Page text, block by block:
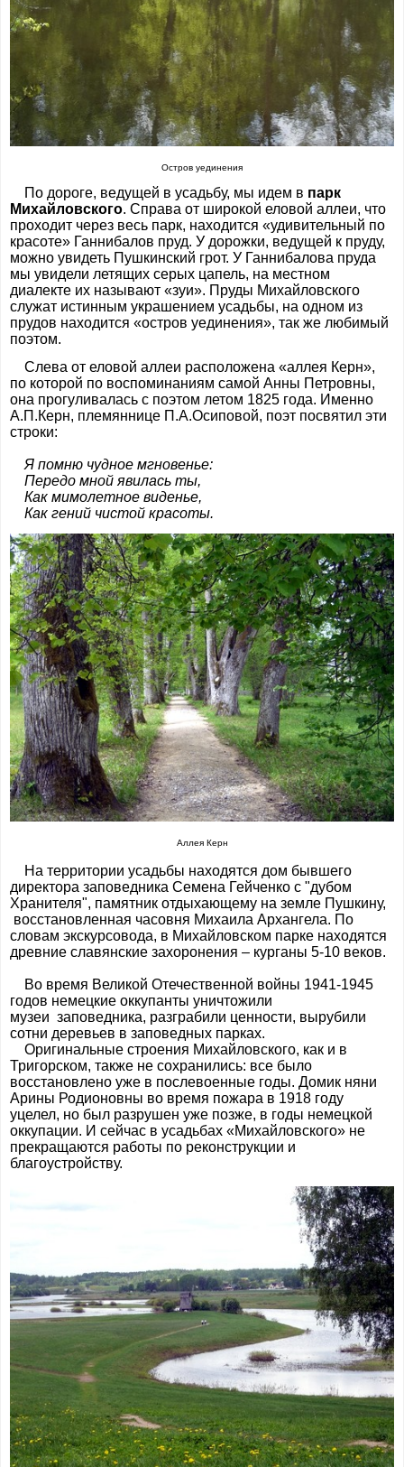
Остров уединения
По дороге, ведущей в усадьбу, мы идем в парк
Михайловского. Справа от широкой еловой аллеи, что
проходит через весь парк, находится «удивительный по
красоте» Ганнибалов пруд. У дорожки, ведущей к пруду,
можно увидеть Пушкинский грот. У Ганнибалова пруда
мы увидели летящих серых цапель, на местном
диалекте их называют «зуи». Пруды Михайловского
служат истинным украшением усадьбы, на одном из
прудов находится «остров уединения», так же любимый
поэтом.
Слева от еловой аллеи расположена «аллея Керн»,
по которой по воспоминаниям самой Анны Петровны,
она прогуливалась с поэтом летом 1825 года. Именно
А.П.Керн, племяннице П.А.Осиповой, поэт посвятил эти
строки:
Я помню чудное мгновенье:
Передо мной явилась ты,
Как мимолетное виденье,
Как гений чистой красоты.
Аллея Керн
На территории усадьбы находятся дом бывшего
директора заповедника Семена Гейченко с "дубом
Хранителя", памятник отдыхающему на земле Пушкину,
восстановленная часовня Михаила Архангела. По
словам экскурсовода, в Михайловском парке находятся
древние славянские захоронения – курганы 5-10 веков.
Во время Великой Отечественной войны 1941-1945
годов немецкие оккупанты уничтожили
музеи заповедника, разграбили ценности, вырубили
сотни деревьев в заповедных парках.
Оригинальные строения Михайловского, как и в
Тригорском, также не сохранились: все было
восстановлено уже в послевоенные годы. Домик няни
Арины Родионовны во время пожара в 1918 году
уцелел, но был разрушен уже позже, в годы немецкой
оккупации. И сейчас в усадьбах «Михайловского» не
прекращаются работы по реконструкции и
благоустройству.